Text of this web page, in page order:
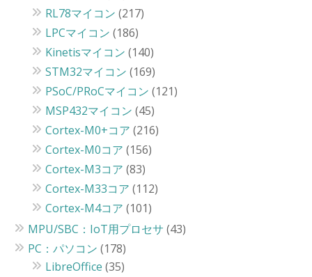
RL78マイコン (217)
LPCマイコン (186)
Kinetisマイコン (140)
STM32マイコン (169)
PSoC/PRoCマイコン (121)
MSP432マイコン (45)
Cortex-M0+コア (216)
Cortex-M0コア (156)
Cortex-M3コア (83)
Cortex-M33コア (112)
Cortex-M4コア (101)
MPU/SBC：IoT用プロセサ (43)
PC：パソコン (178)
LibreOffice (35)